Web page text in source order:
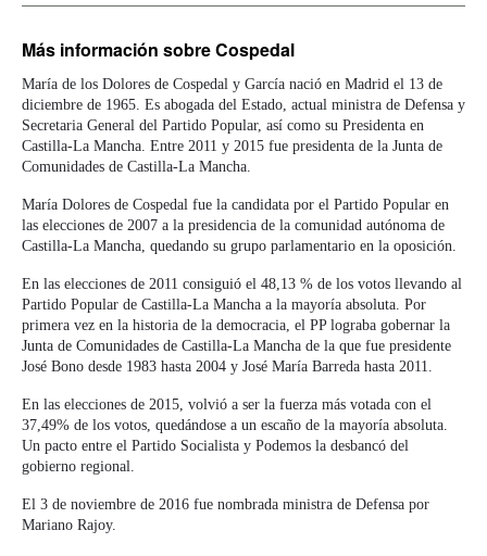
Más información sobre Cospedal
María de los Dolores de Cospedal y García nació en Madrid el 13 de
diciembre de 1965. Es abogada del Estado, actual ministra de Defensa y
Secretaria General del Partido Popular, así como su Presidenta en
Castilla-La Mancha. Entre 2011 y 2015 fue presidenta de la Junta de
Comunidades de Castilla-La Mancha.
María Dolores de Cospedal fue la candidata por el Partido Popular en
las elecciones de 2007 a la presidencia de la comunidad autónoma de
Castilla-La Mancha, quedando su grupo parlamentario en la oposición.
En las elecciones de 2011 consiguió el 48,13 % de los votos llevando al
Partido Popular de Castilla-La Mancha a la mayoría absoluta. Por
primera vez en la historia de la democracia, el PP lograba gobernar la
Junta de Comunidades de Castilla-La Mancha de la que fue presidente
José Bono desde 1983 hasta 2004 y José María Barreda hasta 2011.
En las elecciones de 2015, volvió a ser la fuerza más votada con el
37,49% de los votos, quedándose a un escaño de la mayoría absoluta.
Un pacto entre el Partido Socialista y Podemos la desbancó del
gobierno regional.
El 3 de noviembre de 2016 fue nombrada ministra de Defensa por
Mariano Rajoy.